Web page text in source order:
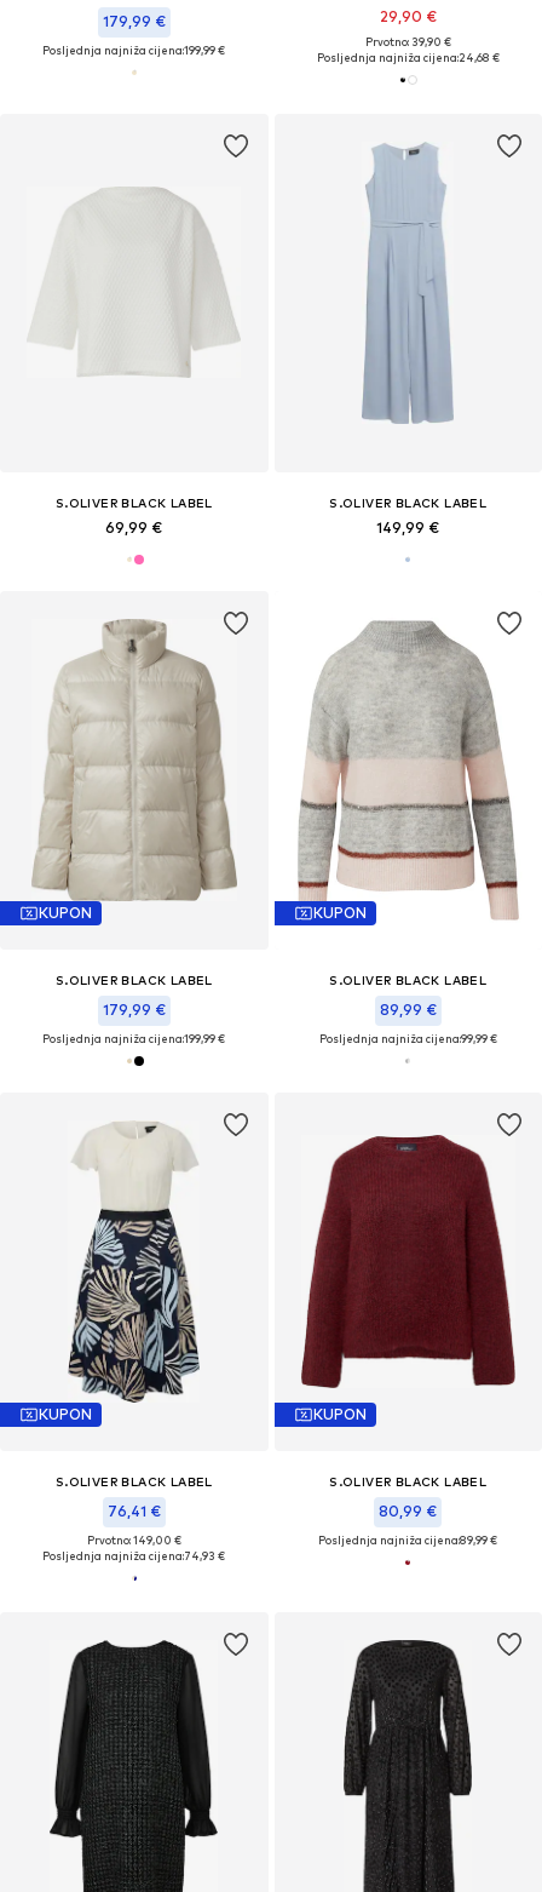
179,99 €
Posljednja najniža cijena:199,99 €
29,90 €
Prvotno: 39,90 €
Posljednja najniža cijena:24,68 €
S.OLIVER BLACK LABEL
69,99 €
S.OLIVER BLACK LABEL
149,99 €
KUPON
S.OLIVER BLACK LABEL
179,99 €
Posljednja najniža cijena:199,99 €
KUPON
S.OLIVER BLACK LABEL
89,99 €
Posljednja najniža cijena:99,99 €
KUPON
S.OLIVER BLACK LABEL
76,41 €
Prvotno: 149,00 €
Posljednja najniža cijena:74,93 €
KUPON
S.OLIVER BLACK LABEL
80,99 €
Posljednja najniža cijena:89,99 €